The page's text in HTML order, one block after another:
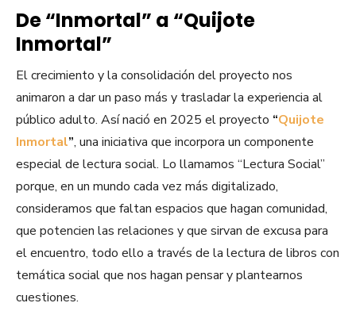
De “Inmortal” a “Quijote
Inmortal”
El crecimiento y la consolidación del proyecto nos
animaron a dar un paso más y trasladar la experiencia al
público adulto. Así nació en 2025 el proyecto “Quijote
Inmortal”, una iniciativa que incorpora un componente
especial de lectura social. Lo llamamos “Lectura Social”
porque, en un mundo cada vez más digitalizado,
consideramos que faltan espacios que hagan comunidad,
que potencien las relaciones y que sirvan de excusa para
el encuentro, todo ello a través de la lectura de libros con
temática social que nos hagan pensar y plantearnos
cuestiones.